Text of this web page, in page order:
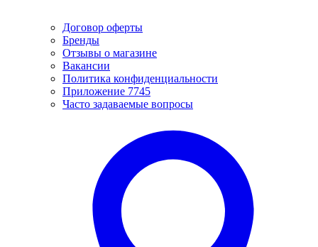
Договор оферты
Бренды
Отзывы о магазине
Вакансии
Политика конфиденциальности
Приложение 7745
Часто задаваемые вопросы